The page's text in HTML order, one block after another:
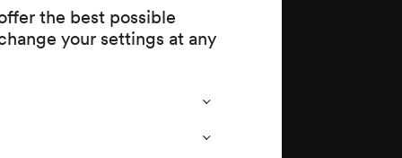
the best possible
your settings at any